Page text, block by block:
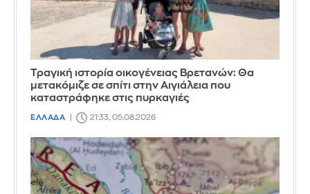
Τραγική ιστορία οικογένειας Βρετανών: Θα
μετακόμιζε σε σπίτι στην Αιγιάλεια που
καταστράφηκε στις πυρκαγιές
ΕΛΛΑΔΑ 21:33, 05.08.2026